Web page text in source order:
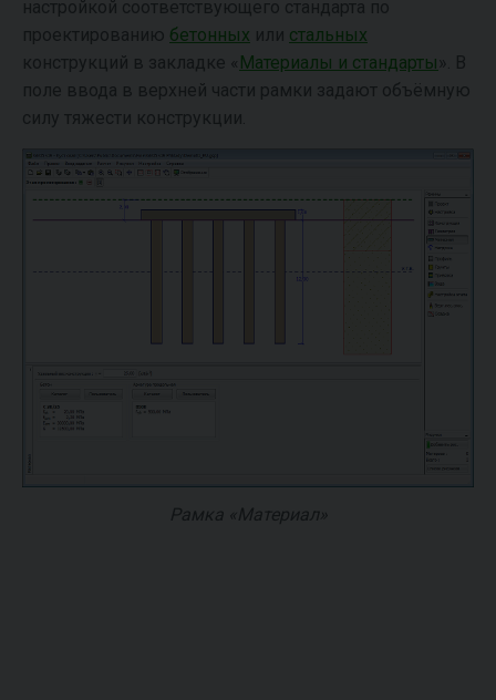
настройкой соответствующего стандарта по
проектированию бетонных или стальных
конструкций в закладке « Материалы и стандарты ». В
поле ввода в верхней части рамки задают объёмную
силу тяжести конструкции.
Рамка «Материал»